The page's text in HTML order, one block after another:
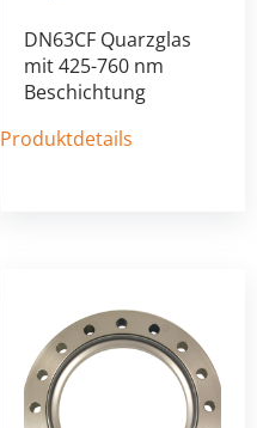
DN63CF Quarzglas
mit 425-760 nm
Beschichtung
Produktdetails